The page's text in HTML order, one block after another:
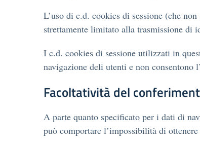
L’uso di c.d. cookies di sessione (che
strettamente limitato alla trasmissione di
I c.d. cookies di sessione utilizzati in
navigazione deli utenti e non
Facoltatività del
A parte quanto specificato per i dati di
può comportare l’impossibilità di